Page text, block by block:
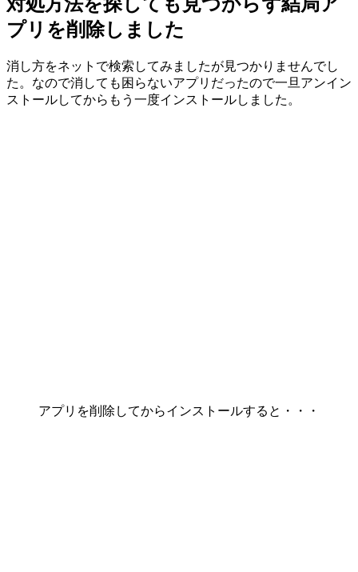
プリを削除しました
消し方をネットで検索してみましたが見つかりませんでし
た。なので消しても困らないアプリだったので一旦アンイン
ストールしてからもう一度インストールしました。
アプリを削除してからインストールすると・・・